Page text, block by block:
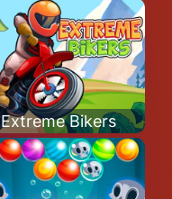
Extreme Bikers